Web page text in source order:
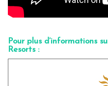
Pour plus d’informations
Resorts :